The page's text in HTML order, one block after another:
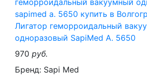
Лигатор геморроидальный
одноразовый SapiMed А. 5650
970 руб.
Бренд: Sapi Med